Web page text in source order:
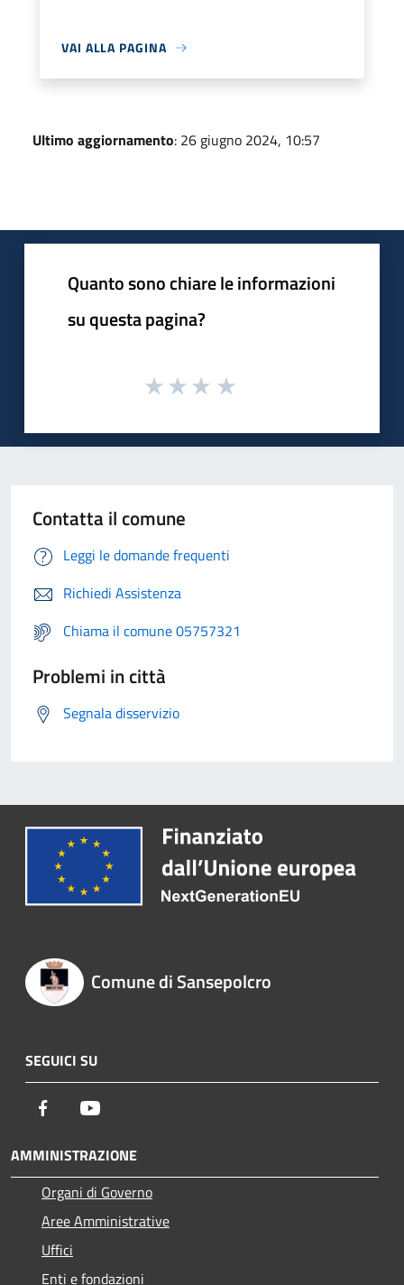
VAI ALLA PAGINA
Ultimo aggiornamento: 26 giugno 2024, 10:57
Quanto sono chiare le informazioni
su questa pagina?
Contatta il comune
Leggi le domande frequenti
Richiedi Assistenza
Chiama il comune 05757321
Problemi in città
Segnala disservizio
Comune di Sansepolcro
SEGUICI SU
Facebook
AMMINISTRAZIONE
Organi di Governo
Aree Amministrative
Uffici
Enti e fondazioni